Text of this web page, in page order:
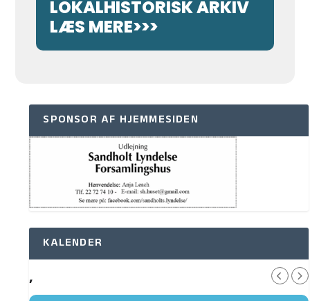
LOKALHISTORISK ARKIV
LÆS MERE>>>
SPONSOR AF HJEMMESIDEN
KALENDER
,